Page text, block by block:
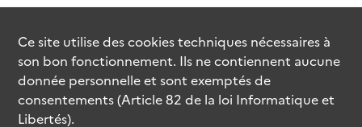
Ce site utilise descookiestechniques nécessaires à
son bon fonctionnement. Ils ne contiennent aucune
donnée personnelle et sont exemptés de
consentements (Article 82 de la loi Informatique et
Libertés).